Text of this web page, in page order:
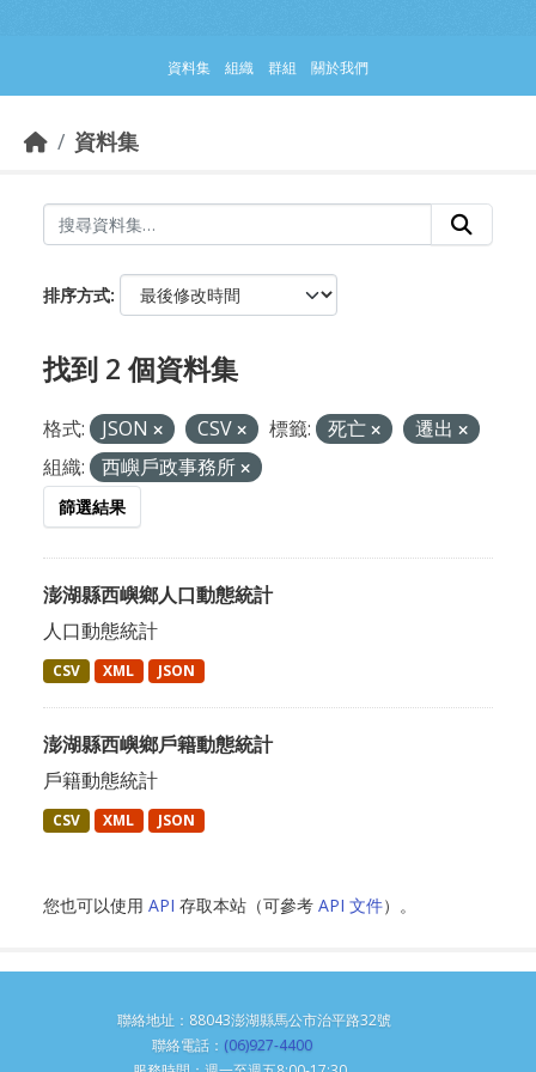
資料集 組織 群組 關於我們
資料集
排序方式
找到 2 個資料集
格式: JSON CSV 標籤: 死亡
遷出
組織:
西嶼戶政事務所
篩選結果
澎湖縣西嶼鄉人口動態統計
人口動態統計
CSV XML JSON
澎湖縣西嶼鄉戶籍動態統計
戶籍動態統計
CSV XML JSON
您也可以使用 API 存取本站（可參考 API 文件）。
聯絡地址：88043澎湖縣馬公市治平路32號
聯絡電話： (06)927-4400